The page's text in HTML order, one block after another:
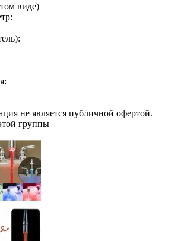
виде)
не является публичной офертой.
группы